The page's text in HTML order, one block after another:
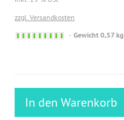
zzgl. Versandkosten
Sofort
Gewicht 0,57 kg
In den Warenkorb